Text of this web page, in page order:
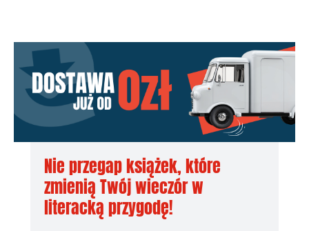
Nie przegap książek, które
zmienią Twój wieczór w
literacką przygodę!